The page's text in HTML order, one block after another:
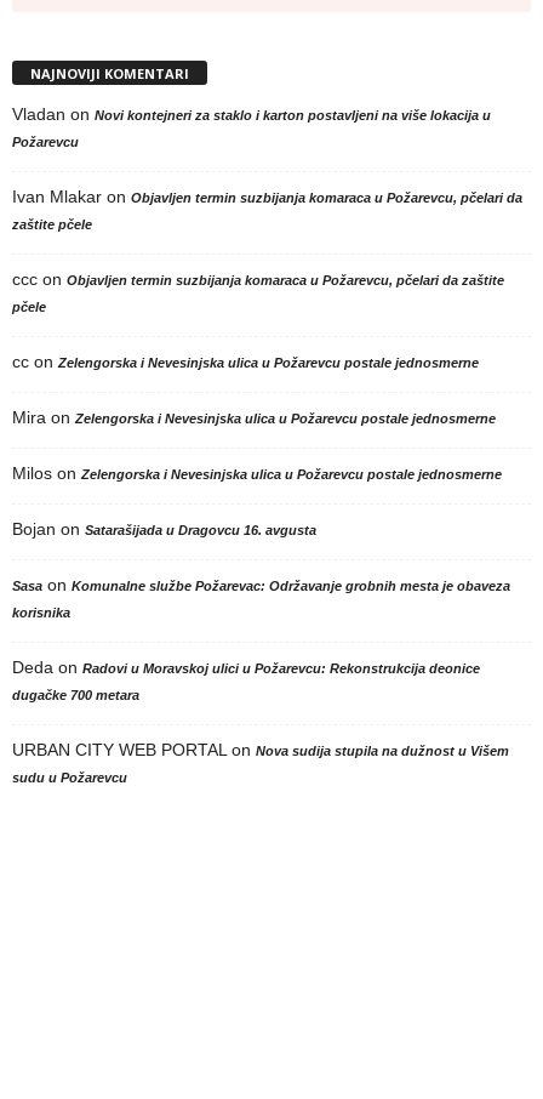
NAJNOVIJI KOMENTARI
Vladan on Novi kontejneri za staklo i karton postavljeni na više lokacija u
Požarevcu
Ivan Mlakar on Objavljen termin suzbijanja komaraca u Požarevcu, pčelari da
zaštite pčele
ccc on Objavljen termin suzbijanja komaraca u Požarevcu, pčelari da zaštite
pčele
cc on Zelengorska i Nevesinjska ulica u Požarevcu postale jednosmerne
Mira on Zelengorska i Nevesinjska ulica u Požarevcu postale jednosmerne
Milos on Zelengorska i Nevesinjska ulica u Požarevcu postale jednosmerne
Bojan on Satarašijada u Dragovcu 16. avgusta
Sasa on Komunalne službe Požarevac: Održavanje grobnih mesta je obaveza
korisnika
Deda on Radovi u Moravskoj ulici u Požarevcu: Rekonstrukcija deonice
dugačke 700 metara
URBAN CITY WEB PORTAL on Nova sudija stupila na dužnost u Višem
sudu u Požarevcu